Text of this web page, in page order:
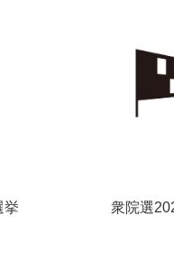
挙 衆院選